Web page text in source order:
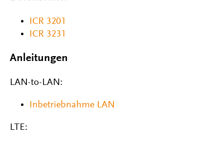
ICR 3201
ICR 3231
Anleitungen
LAN-to-LAN:
Inbetriebnahme LAN
LTE: